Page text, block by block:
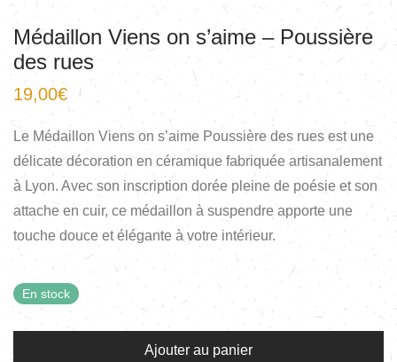
Médaillon Viens on s’aime – Poussière
des rues
19,00€
Le Médaillon Viens on s’aime Poussière des rues est une
délicate décoration en céramique fabriquée artisanalement
à Lyon. Avec son inscription dorée pleine de poésie et son
attache en cuir, ce médaillon à suspendre apporte une
touche douce et élégante à votre intérieur.
En stock
Ajouter au panier